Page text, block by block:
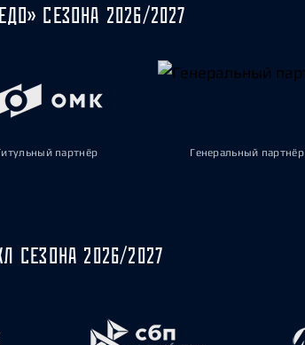
СЕЗОНА 2026/2027
партнёр Генеральный партнёр
СЕЗОНА 2026/2027